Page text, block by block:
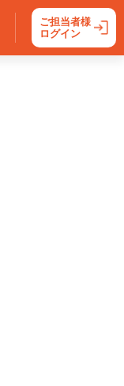
ご担当者様
ログイン